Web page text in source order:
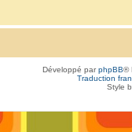
Développé parphpBB®
Traduction
Style